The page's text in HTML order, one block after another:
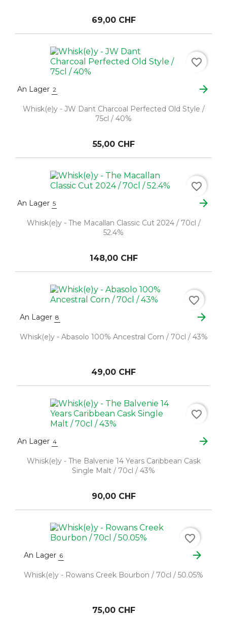
69,00 CHF
An Lager 2 arrow_forward
Whisk(e)y - JW Dant Charcoal Perfected Old Style /
75cl / 40%
55,00 CHF
favorite_border
An Lager 5 arrow_forward
Whisk(e)y - The Macallan Classic Cut 2024 / 70cl /
52.4%
148,00 CHF
favorite_border
An Lager 8 arrow_forward
Whisk(e)y - Abasolo 100% Ancestral Corn / 70cl / 43%
49,00 CHF
favorite_border
An Lager 4 arrow_forward
Whisk(e)y - The Balvenie 14 Years Caribbean Cask
Single Malt / 70cl / 43%
90,00 CHF
favorite_border
An Lager 6 arrow_forward
Whisk(e)y - Rowans Creek Bourbon / 70cl / 50.05%
75,00 CHF
favorite_border